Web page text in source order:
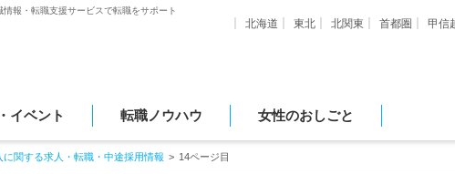
報・転職支援サービスで転職をサポート
北海道 東北 北関東 首都圏 甲信
イベント 転職ノウハウ 女性のおしごと
関する求人・転職・中途採用情報 14ページ目